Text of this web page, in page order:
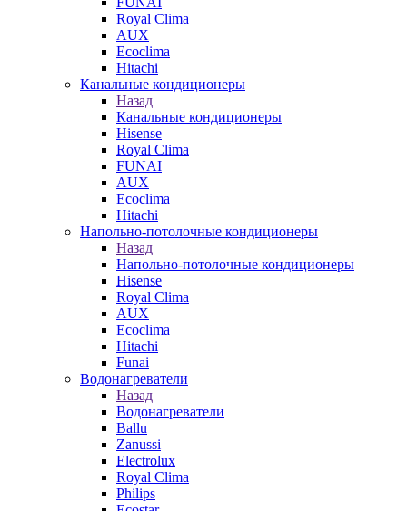
Royal Clima
AUX
Ecoclima
Hitachi
Канальные кондиционеры
Назад
Канальные кондиционеры
Hisense
Royal Clima
FUNAI
AUX
Ecoclima
Hitachi
Напольно-потолочные кондиционеры
Назад
Напольно-потолочные кондиционеры
Hisense
Royal Clima
AUX
Ecoclima
Hitachi
Funai
Водонагреватели
Назад
Водонагреватели
Ballu
Zanussi
Electrolux
Royal Clima
Philips